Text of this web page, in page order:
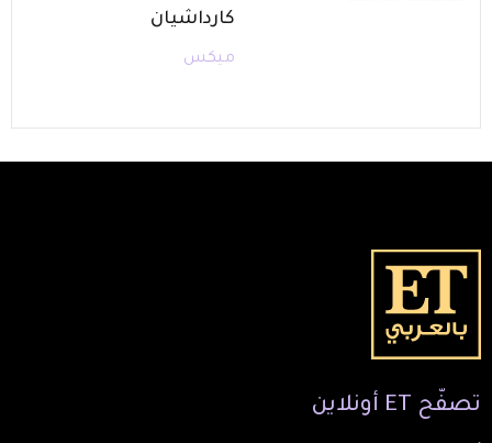
كارداشيان
ميكس
تصفّح ET أونلاين